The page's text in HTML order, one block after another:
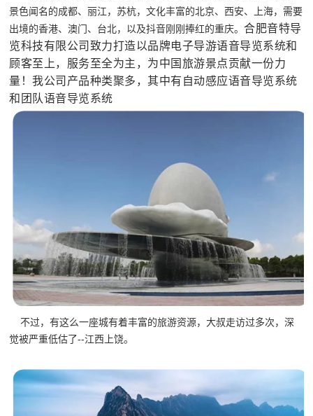
景色闻名的成都、丽江，苏杭，文化丰富的北京、西安、上海，需要
出境的香港、澳门、台北，以及抖音刚刚捧红的重庆。合肥音特导
览科技有限公司致力打造以品牌电子导游语音导览系统和
顾客至上，服务至全为主，为中国旅游景点贡献一份力
量！我公司产品种类聚多，其中有自动感应语音导览系统
和团队语音导览系统
不过，有这么一座城有着丰富的旅游资源，大叔走访过多次，深
觉被严重低估了--江西上饶。